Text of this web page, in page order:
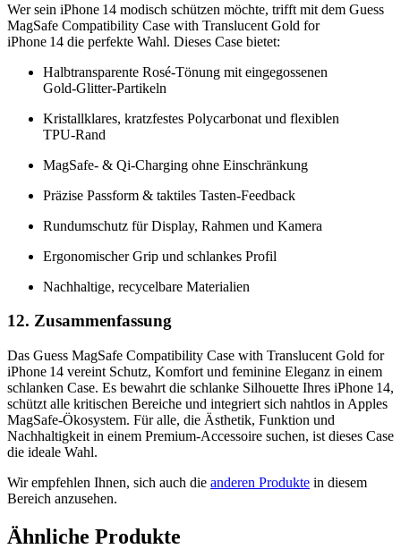
Wer sein iPhone 14 modisch schützen möchte, trifft mit dem Guess
MagSafe Compatibility Case with Translucent Gold for
iPhone 14 die perfekte Wahl. Dieses Case bietet:
Halbtransparente Rosé‑Tönung mit eingegossenen
Gold‑Glitter‑Partikeln
Kristallklares, kratzfestes Polycarbonat und flexiblen
TPU‑Rand
MagSafe‑ & Qi‑Charging ohne Einschränkung
Präzise Passform & taktiles Tasten‑Feedback
Rundumschutz für Display, Rahmen und Kamera
Ergonomischer Grip und schlankes Profil
Nachhaltige, recycelbare Materialien
12. Zusammenfassung
Das Guess MagSafe Compatibility Case with Translucent Gold for
iPhone 14 vereint Schutz, Komfort und feminine Eleganz in einem
schlanken Case. Es bewahrt die schlanke Silhouette Ihres iPhone 14,
schützt alle kritischen Bereiche und integriert sich nahtlos in Apples
MagSafe‑Ökosystem. Für alle, die Ästhetik, Funktion und
Nachhaltigkeit in einem Premium‑Accessoire suchen, ist dieses Case
die ideale Wahl.
Wir empfehlen Ihnen, sich auch die anderen Produkte in diesem
Bereich anzusehen.
Ähnliche Produkte